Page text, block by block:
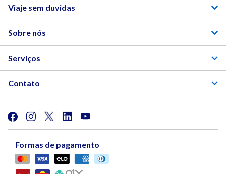
Viaje sem duvidas
Sobre nós
Serviços
Contato
Formas de pagamento